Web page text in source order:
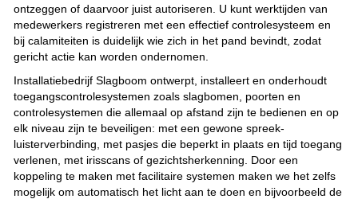
ontzeggen of daarvoor juist autoriseren. U kunt werktijden van
medewerkers registreren met een effectief controlesysteem en
bij calamiteiten is duidelijk wie zich in het pand bevindt, zodat
gericht actie kan worden ondernomen.
Installatiebedrijf Slagboom ontwerpt, installeert en onderhoudt
toegangscontrolesystemen zoals slagbomen, poorten en
controlesystemen die allemaal op afstand zijn te bedienen en op
elk niveau zijn te beveiligen: met een gewone spreek-
luisterverbinding, met pasjes die beperkt in plaats en tijd toegang
verlenen, met irisscans of gezichtsherkenning. Door een
koppeling te maken met facilitaire systemen maken we het zelfs
mogelijk om automatisch het licht aan te doen en bijvoorbeeld de